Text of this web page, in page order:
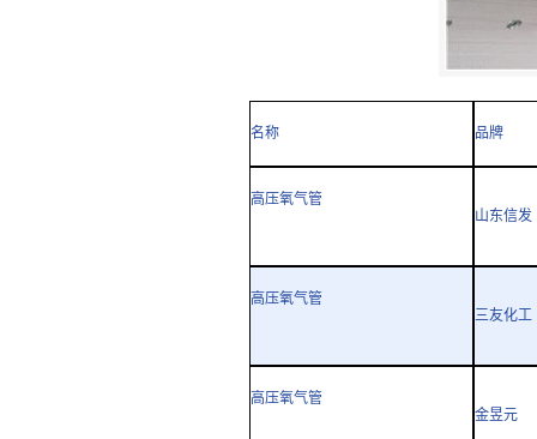
名称 品牌
高压氧气管
山东信发
高压氧气管
三友化工
高压氧气管
金昱元